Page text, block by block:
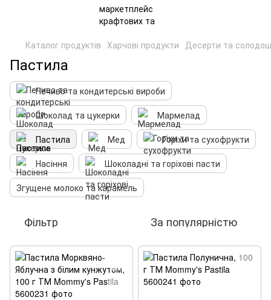
Каталог продуктів Харчові продукти Десерти та
Пастила
Печиво та кондитерські вироби
Шоколад та цукерки
Мармелад
Пастила
Мед
Горіхи та сухофрукти
Насіння
Шоколадні та горіхові пасти
Згущене молоко та карамель
Фільтр За популярністю